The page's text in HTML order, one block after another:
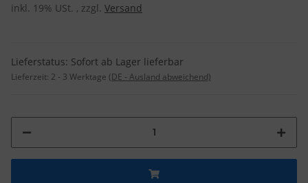
inkl. 19% USt. , zzgl. Versand
Lieferstatus: Sofort ab Lager lieferbar
Lieferzeit: 2 - 3 Werktage (DE - Ausland abweichend)